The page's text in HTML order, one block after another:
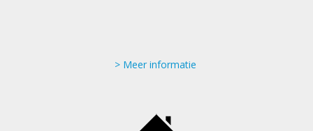
Meer informatie